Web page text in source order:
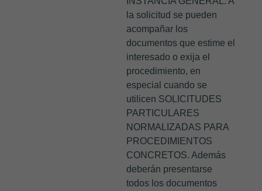
la solicitud se pueden
acompañar los
documentos que estime el
interesado o exija el
procedimiento, en
especial cuando se
utilicen SOLICITUDES
PARTICULARES
NORMALIZADAS PARA
PROCEDIMIENTOS
CONCRETOS. Además
deberán presentarse
todos los documentos